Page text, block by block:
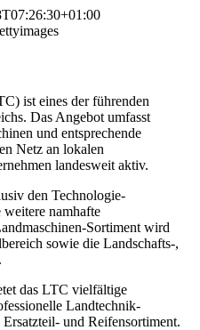
ist eines der führenden
Das Angebot umfasst
und entsprechende
Netz an lokalen
landesweit aktiv.
den Technologie-
namhafte
Sortiment wird
sowie die Landschafts-,
das LTC vielfältige
Landtechnik-
und Reifensortiment.